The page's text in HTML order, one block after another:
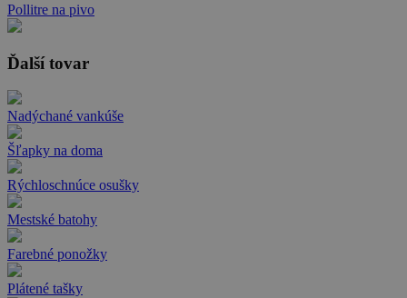
Pollitre na pivo
Ďalší tovar
Nadýchané vankúše
Šľapky na doma
Rýchloschnúce osušky
Mestské batohy
Farebné ponožky
Plátené tašky